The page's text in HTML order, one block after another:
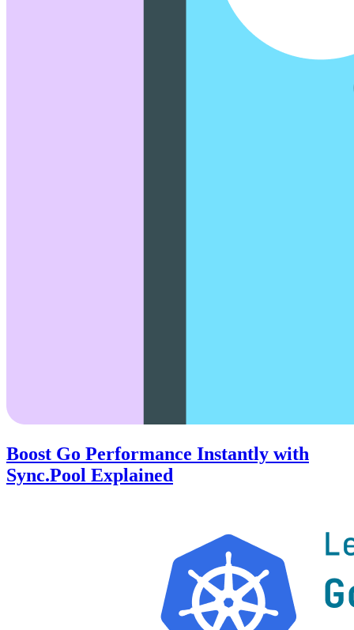
Boost Go Performance Instantly with
Sync.Pool Explained